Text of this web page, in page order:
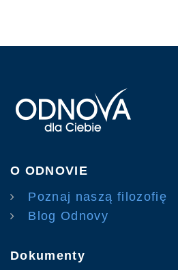
O ODNOVIE
Poznaj naszą filozofię
Blog Odnovy
Dokumenty